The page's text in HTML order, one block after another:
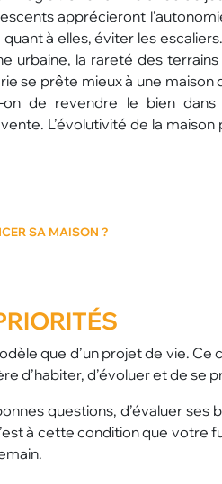
apprécieront
à elles, éviter les
urbaine, la rareté des
se prête mieux à une maison
de revendre le bien dans
L’évolutivité de la maison
SA MAISON ?
que d’un projet de vie. Ce
d’habiter, d’évoluer et de se
questions, d’évaluer ses
à cette condition que votre